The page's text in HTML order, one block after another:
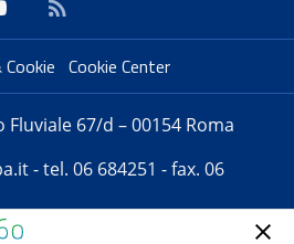
Cookie Center
Fluviale 67/d – 00154 Roma
- tel. 06 684251 - fax. 06